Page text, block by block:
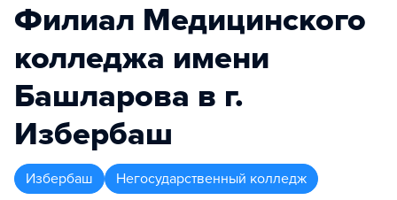
Филиал Медицинского
колледжа имени
Башларова в г.
Избербаш
Избербаш Негосударственный колледж